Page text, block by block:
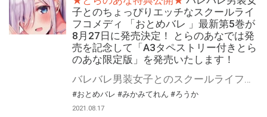
子とのちょっぴりエッチなスクールライ
フコメディ 「おとめバレ 」最新第5巻が
8月27日に発売決定！ とらのあなでは発
売を記念して「A3タペストリー付きとら
のあな限定版」を発売いたします！
バレバレ男装女子とのスクールライフコメディ第5巻！ コミックキューン誌上で大人気のバレバレ男装女子とのちょっぴりエッチなスクールライフコメディ「おとめバレ」第5巻が2021年8月27日に発売！ 第5巻の発売を記念してとらのあなでは引き続き「A3タペストリー付きとらのあな限定版」を発売いたします。 イラストは「ろうか」先生の描き下ろし！ 是非この機会にお買い求めください！
#おとめバレ #みかみてれん #ろうか
2021.08.17